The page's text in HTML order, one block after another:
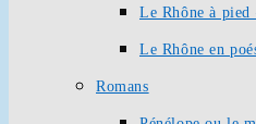
Le Rhône à pied
Le Rhône en
Romans